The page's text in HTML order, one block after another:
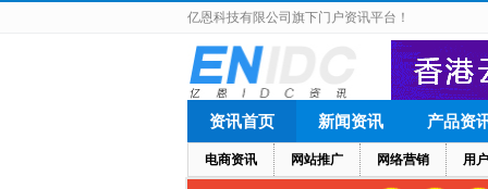
亿恩科技有限公司旗下门户资讯平台！
资讯首页
电商资讯 网站推广 网络营销 用
新闻资讯 产品资